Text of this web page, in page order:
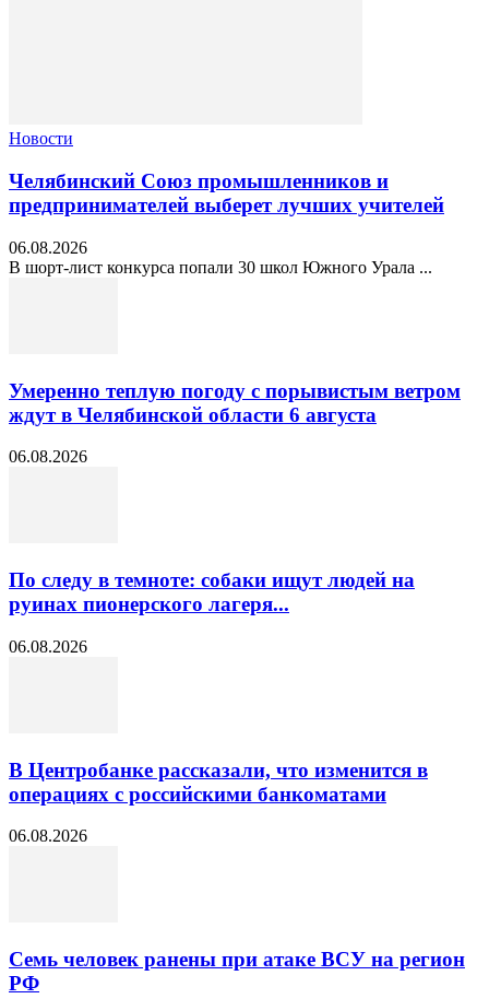
Новости
Челябинский Союз промышленников и
предпринимателей выберет лучших учителей
06.08.2026
В шорт‑лист конкурса попали 30 школ Южного Урала ...
Умеренно теплую погоду с порывистым ветром
ждут в Челябинской области 6 августа
06.08.2026
По следу в темноте: собаки ищут людей на
руинах пионерского лагеря...
06.08.2026
В Центробанке рассказали, что изменится в
операциях с российскими банкоматами
06.08.2026
Семь человек ранены при атаке ВСУ на регион
РФ